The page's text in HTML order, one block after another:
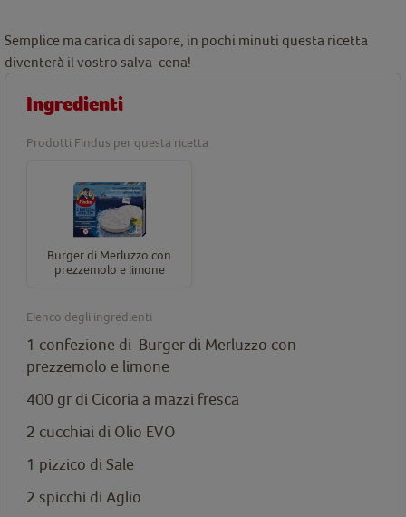
Semplice ma carica di sapore, in pochi minuti questa ricetta
diventerà il vostro salva-cena!
Ingredienti
Prodotti Findus per questa ricetta
Burger di Merluzzo con
prezzemolo e limone
Elenco degli ingredienti
1 confezione di Burger di Merluzzo con
prezzemolo e limone
400 gr di Cicoria a mazzi fresca
2 cucchiai di Olio EVO
1 pizzico di Sale
2 spicchi di Aglio